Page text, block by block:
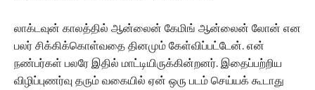
லாக்டவுன் காலத்தில் ஆன்லைன் கேமிங் ஆன்லைன் லோன் என
பலர் சிக்கிக்கொள்வதை தினமும் கேள்விப்பட்டேன். என்
நண்பர்கள் பலரே இதில் மாட்டியிருக்கின்றனர். இதைப்பற்றிய
விழிப்புணர்வு தரும் வகையில் ஏன் ஒரு படம் செய்யக் கூடாது